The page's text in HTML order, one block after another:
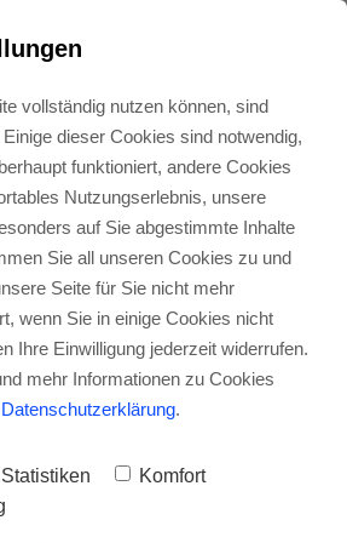
über
Nike
vollständig nutzen können, sind
dieser Cookies sind notwendig,
funktioniert, andere Cookies
Nutzungserlebnis, unsere
auf Sie abgestimmte Inhalte
Sie all unseren Cookies zu und
Seite für Sie nicht mehr
wenn Sie in einige Cookies nicht
Ihre Einwilligung jederzeit widerrufen.
mehr Informationen zu Cookies
Datenschutzerklärung.
Statistiken
Komfort